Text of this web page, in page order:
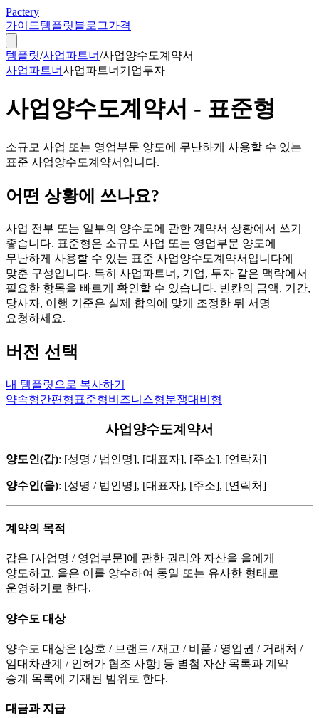
Pactery
가이드템플릿블로그가격
템플릿/사업파트너/사업양수도계약서
사업파트너사업파트너 기업투자
사업양수도계약서 - 표준형
소규모 사업 또는 영업부문 양도에 무난하게 사용할 수 있는
표준 사업양수도계약서입니다.
어떤 상황에 쓰나요?
사업 전부 또는 일부의 양수도에 관한 계약서 상황에서 쓰기
좋습니다. 표준형은 소규모 사업 또는 영업부문 양도에
무난하게 사용할 수 있는 표준 사업양수도계약서입니다에
맞춘 구성입니다. 특히 사업파트너, 기업, 투자 같은 맥락에서
필요한 항목을 빠르게 확인할 수 있습니다. 빈칸의 금액, 기간,
당사자, 이행 기준은 실제 합의에 맞게 조정한 뒤 서명
요청하세요.
버전 선택
내 템플릿으로 복사하기
약속형간편형 표준형비즈니스형분쟁대비형
사업양수도계약서
양도인(갑): [성명 / 법인명], [대표자], [주소], [연락처]
양수인(을): [성명 / 법인명], [대표자], [주소], [연락처]
계약의 목적
갑은 [사업명 / 영업부문]에 관한 권리와 자산을 을에게
양도하고, 을은 이를 양수하여 동일 또는 유사한 형태로
운영하기로 한다.
양수도 대상
양수도 대상은 [상호 / 브랜드 / 재고 / 비품 / 영업권 / 거래처 /
임대차관계 / 인허가 협조 사항] 등 별첨 자산 목록과 계약
승계 목록에 기재된 범위로 한다.
대금과 지급